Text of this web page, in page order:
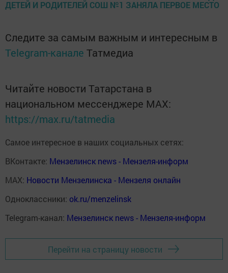
Следите за самым важным и интересным в
Telegram-канале Татмедиа
Читайте новости Татарстана в
национальном мессенджере MАХ:
https://max.ru/tatmedia
Самое интересное в наших социальных сетях:
ВКонтакте: Мензелинск news - Мензеля-информ
MAX: Новости Мензелинска - Мензеля онлайн
Одноклассники: ok.ru/menzelinsk
Telegram-канал: Мензелинск news - Мензеля-информ
Перейти на страницу новости